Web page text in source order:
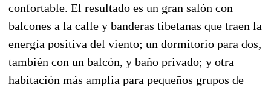
confortable. El resultado es un gran salón con
balcones a la calle y banderas tibetanas que traen la
energía positiva del viento; un dormitorio para dos,
también con un balcón, y baño privado; y otra
habitación más amplia para pequeños grupos de